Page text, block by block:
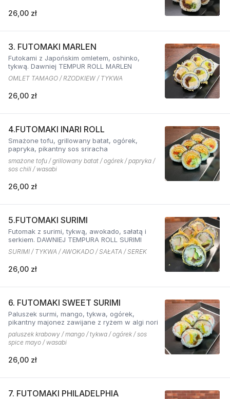
26,00 zł
3. FUTOMAKI MARLEN
Futokami z Japońskim omletem, oshinko,
tykwą. Dawniej TEMPUR ROLL MARLEN
OMLET TAMAGO / RZODKIEW / TYKWA
26,00 zł
4.FUTOMAKI INARI ROLL
Smażone tofu, grillowany batat, ogórek,
papryka, pikantny sos sriracha
smażone tofu / grillowany batat / ogórek / papryka /
sos chili / wasabi
26,00 zł
5.FUTOMAKI SURIMI
Futomak z surimi, tykwą, awokado, sałatą i
serkiem. DAWNIEJ TEMPURA ROLL SURIMI
SURIMI / TYKWA / AWOKADO / SAŁATA / SEREK
26,00 zł
6. FUTOMAKI SWEET SURIMI
Paluszek surmi, mango, tykwa, ogórek,
pikantny majonez zawijane z ryżem w algi nori
paluszek krabowy / mango / tykwa / ogórek / sos
spice mayo / wasabi
26,00 zł
7. FUTOMAKI PHILADELPHIA